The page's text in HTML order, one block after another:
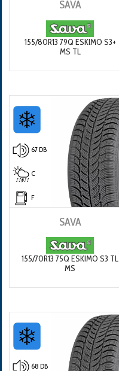
SAVA
155/80R13 79Q ESKIMO S3+
MS TL
67 DB
C
F
SAVA
155/70R13 75Q ESKIMO S3 TL
MS
68 DB